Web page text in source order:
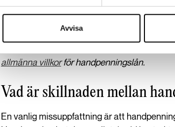
Avvisa
perioden.
Här kan du läsa våra
allmänna villkorför handpenningslån.
Vad är skillnaden mellan
En vanlig missuppfattning är att